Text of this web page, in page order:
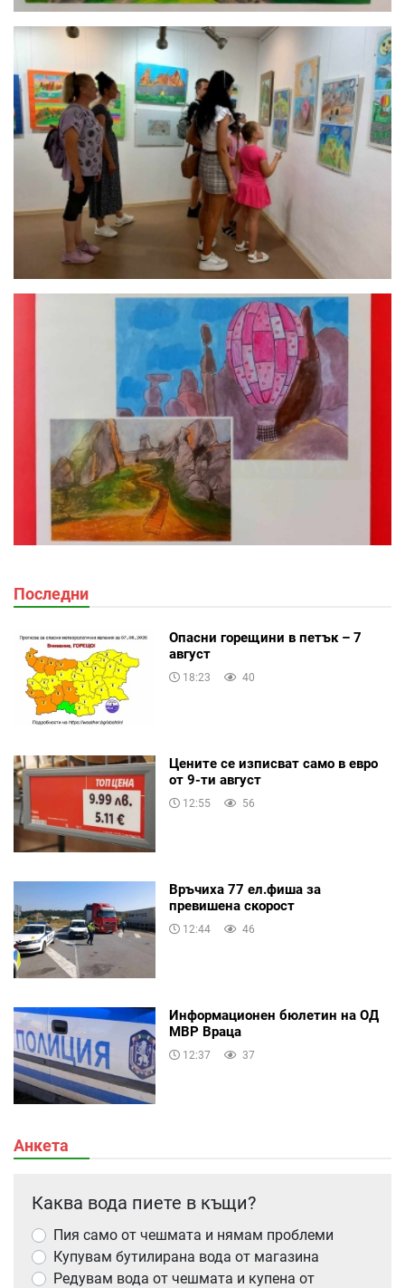
Последни
Опасни горещини в петък – 7
август
18:23 40
Цените се изписват само в евро
от 9-ти август
12:55 56
Връчиха 77 ел.фиша за
превишена скорост
12:44 46
Информационен бюлетин на ОД
МВР Враца
12:37 37
Анкета
Каква вода пиете в къщи?
Пия само от чешмата и нямам проблеми
Купувам бутилирана вода от магазина
Редувам вода от чешмата и купена от